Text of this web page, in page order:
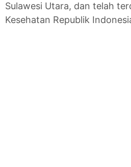
Sulawesi Utara, dan telah
Kesehatan Republik